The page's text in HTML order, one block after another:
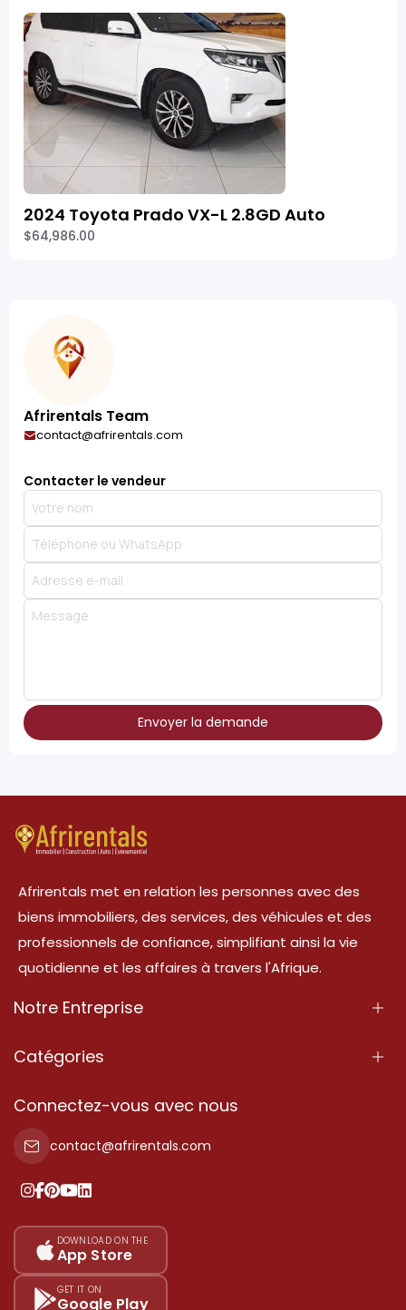
2024 Toyota Prado VX-L 2.8GD Auto
$64,986.00
Afrirentals Team
contact@afrirentals.com
Contacter le vendeur
Envoyer la demande
Afrirentals met en relation les personnes avec des
biens immobiliers, des services, des véhicules et des
professionnels de confiance, simplifiant ainsi la vie
quotidienne et les affaires à travers l'Afrique.
Notre Entreprise
À Propos
Conditions d'Utilisation
Politique de Confidentialité
Nos tarifs
Plan du site
Catégories
Propriété
Propriété à vendre
Propriété à louer
Ajoutez votre témoignage
Connectez-vous avec nous
contact@afrirentals.com
DOWNLOAD ON THE
App Store
GET IT ON
Google Play